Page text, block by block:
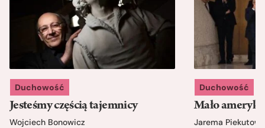
Duchowość
Jesteśmy częścią tajemnicy
Wojciech Bonowicz
Duchowość
Mało
Jarema